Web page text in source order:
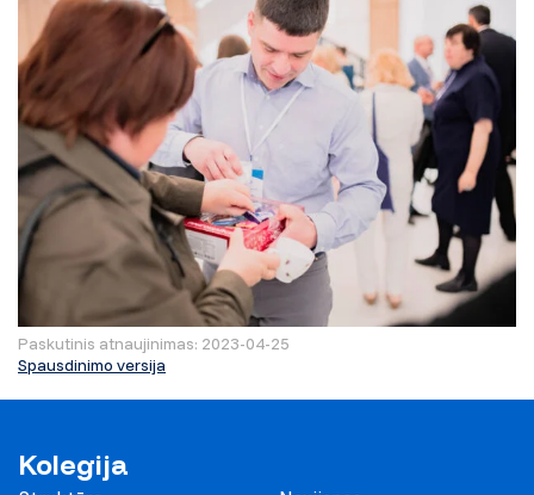
Paskutinis atnaujinimas: 2023-04-25
Spausdinimo versija
Kolegija